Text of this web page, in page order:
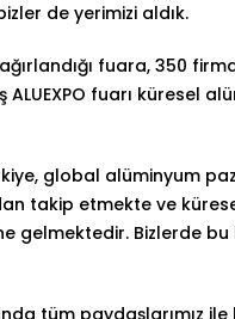
de yerimizi aldık.
fuara, 350 firma
fuarı küresel
global alüminyum
takip etmekte ve
gelmektedir. Bizlerde bu
tüm paydaşlarımız ile